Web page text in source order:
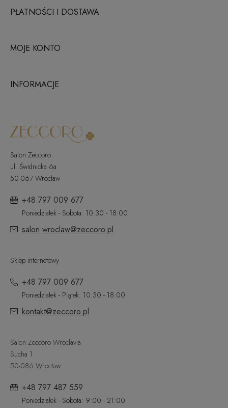
PŁATNOŚCI I DOSTAWA
MOJE KONTO
INFORMACJE
Salon Zeccoro
ul. Świdnicka 6a
50-067 Wrocław
+48 797 009 677
Poniedziałek - Sobota: 10:30 - 18:00
salon.wroclaw@zeccoro.pl
Sklep internetowy
+48 797 009 677
Poniedziałek - Piątek: 10:30 - 18:00
kontakt@zeccoro.pl
Salon Zeccoro Wroclavia
Sucha 1
50-086 Wrocław
+48 797 487 559
Poniedziałek - Sobota: 9:00 - 21:00